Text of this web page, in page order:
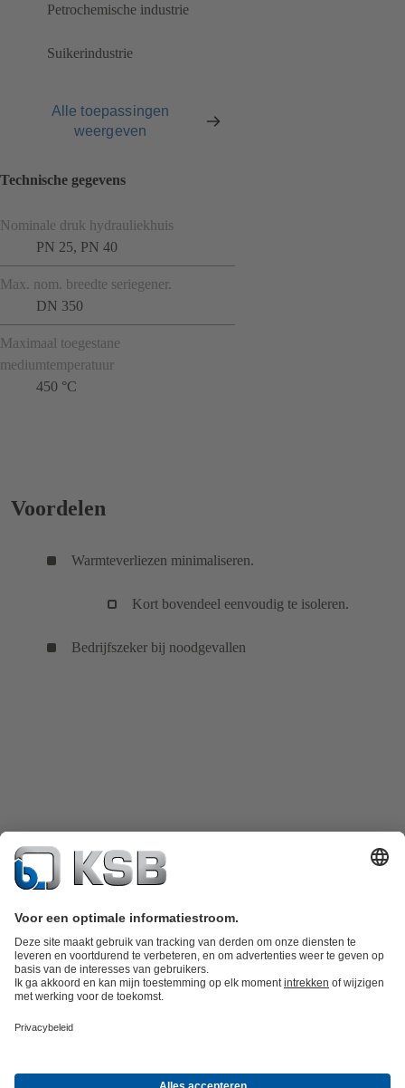
Petrochemische industrie
Suikerindustrie
Alle toepassingen
weergeven
Technische gegevens
Nominale druk hydrauliekhuis
PN 25, PN 40
Max. nom. breedte seriegener.
DN 350
Maximaal toegestane
mediumtemperatuur
450 °C
Voordelen
Warmteverliezen minimaliseren.
Kort bovendeel eenvoudig te isoleren.
Bedrijfszeker bij noodgevallen